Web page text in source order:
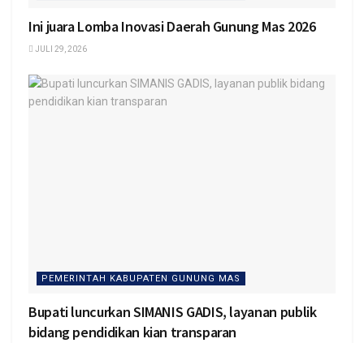
Ini juara Lomba Inovasi Daerah Gunung Mas 2026
JULI 29, 2026
PEMERINTAH KABUPATEN GUNUNG MAS
Bupati luncurkan SIMANIS GADIS, layanan publik
bidang pendidikan kian transparan